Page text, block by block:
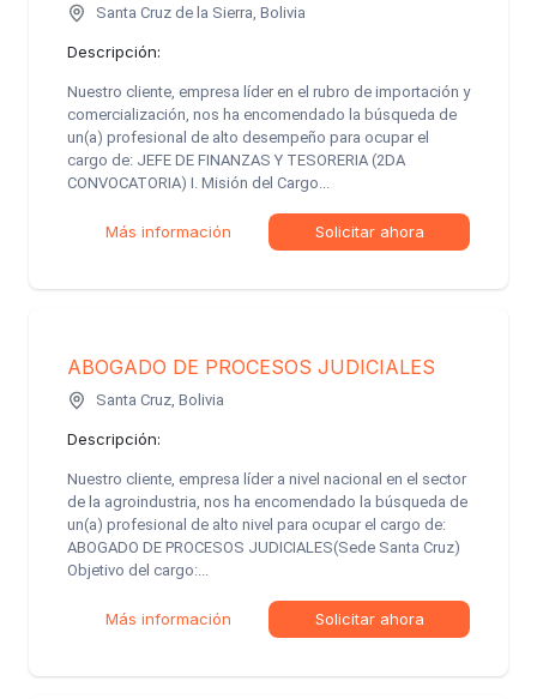
Santa Cruz de la Sierra, Bolivia
Descripción:
Nuestro cliente, empresa líder en el rubro de importación y
comercialización, nos ha encomendado la búsqueda de
un(a) profesional de alto desempeño para ocupar el
cargo de: JEFE DE FINANZAS Y TESORERIA (2DA
CONVOCATORIA) I. Misión del Cargo...
Más información Solicitar ahora
ABOGADO DE PROCESOS JUDICIALES
Santa Cruz, Bolivia
Descripción:
Nuestro cliente, empresa líder a nivel nacional en el sector
de la agroindustria, nos ha encomendado la búsqueda de
un(a) profesional de alto nivel para ocupar el cargo de:
ABOGADO DE PROCESOS JUDICIALES(Sede Santa Cruz)
Objetivo del cargo:...
Más información Solicitar ahora